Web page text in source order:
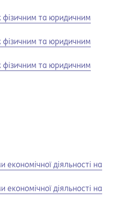
фізичним та юридичним
фізичним та юридичним
фізичним та юридичним
економічної діяльності на
економічної діяльності на